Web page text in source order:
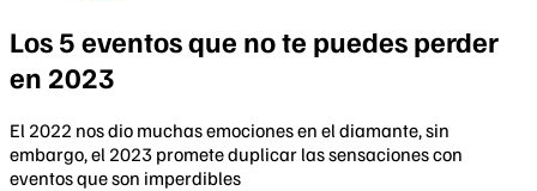
Los 5 eventos que no te puedes perder
en 2023
El 2022 nos dio muchas emociones en el diamante, sin
embargo, el 2023 promete duplicar las sensaciones con
eventos que son imperdibles